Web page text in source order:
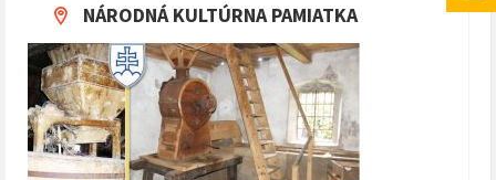
NÁRODNÁ KULTÚRNA PAMIATKA